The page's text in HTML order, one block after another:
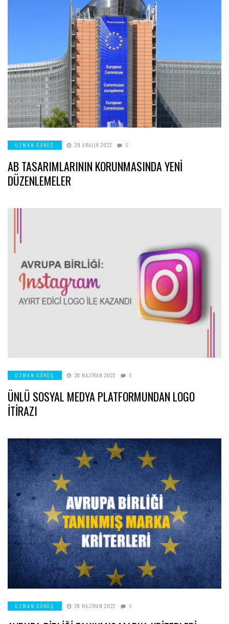
UZMAN GÖRÜŞ 29 ARALIK 2022 0
AB TASARIMLARININ KORUNMASINDA YENİ
DÜZENLEMELER
UZMAN GÖRÜŞ 28 HAZIRAN 2022 0
ÜNLÜ SOSYAL MEDYA PLATFORMUNDAN LOGO
İTİRAZI
UZMAN GÖRÜŞ 28 HAZIRAN 2022 0